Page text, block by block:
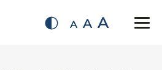
A A A